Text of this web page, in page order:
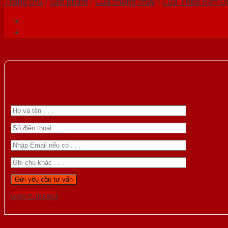
Gọi 0976.169.864